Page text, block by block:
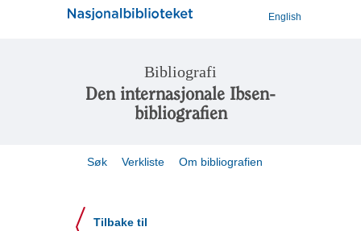
English
Bibliografi
Den internasjonale Ibsen-
bibliografien
Søk Verkliste Om bibliografien
Tilbake til